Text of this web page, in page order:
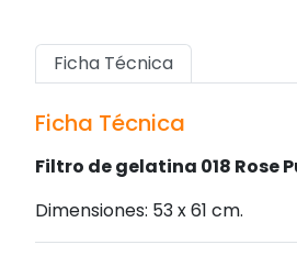
Ficha Técnica
Ficha Técnica
Filtro de gelatina 018 Rose
Dimensiones: 53 x 61 cm.